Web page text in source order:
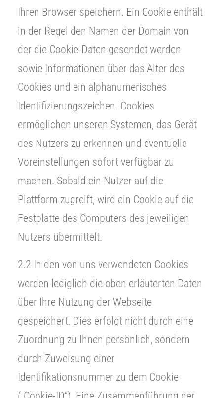
Ihren Browser speichern. Ein Cookie enthält
in der Regel den Namen der Domain von
der die Cookie-Daten gesendet werden
sowie Informationen über das Alter des
Cookies und ein alphanumerisches
Identifizierungszeichen. Cookies
ermöglichen unseren Systemen, das Gerät
des Nutzers zu erkennen und eventuelle
Voreinstellungen sofort verfügbar zu
machen. Sobald ein Nutzer auf die
Plattform zugreift, wird ein Cookie auf die
Festplatte des Computers des jeweiligen
Nutzers übermittelt.
2.2 In den von uns verwendeten Cookies
werden lediglich die oben erläuterten Daten
über Ihre Nutzung der Webseite
gespeichert. Dies erfolgt nicht durch eine
Zuordnung zu Ihnen persönlich, sondern
durch Zuweisung einer
Identifikationsnummer zu dem Cookie